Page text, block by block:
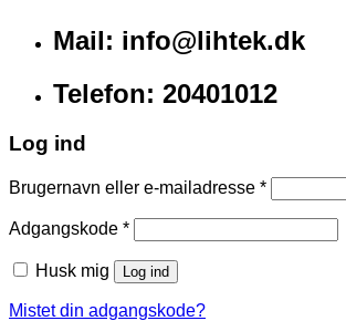
Mail: info@lihtek.dk
Telefon: 20401012
Log ind
Brugernavn eller e-mailadresse *
Adgangskode *
Husk mig Log ind
Mistet din adgangskode?